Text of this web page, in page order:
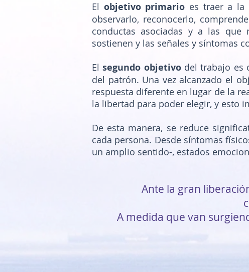
El objetivo primario es traer a la
observarlo, reconocerlo,
conductas asociadas y a las que
sostienen y las señales y síntomas
Elsegundo objetivodel trabajo es
del patrón. Una vez alcanzado el
respuesta diferente en lugar de la
la libertad para poder elegir, y esto
De esta manera, se reduce
cada persona. Desde síntomas
un amplio sentido-, estados
Ante la gran
A medida que van